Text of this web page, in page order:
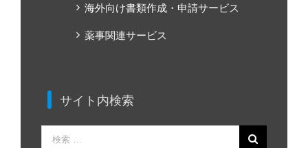
海外向け書類作成・申請サービス
薬事関連サービス
サイト内検索